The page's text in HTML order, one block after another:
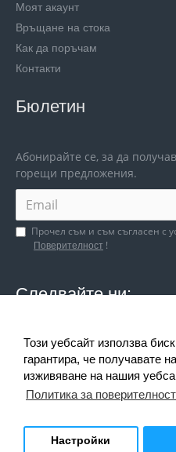
Този уебсайт използва
гарантира, че получавате
изживяване на нашия
Политика за поверителност
Настройки
Моят акаунт
Връщане на стока
Как да поръчам
Контакти
Бюлетин
Абонирайте се, за да
горещи предложения.
Прочел съм и съм съгласен с
Поверителност !
Следвайте ни:
Следи ни и в социалните
Copyright © 2018 - 2021 MuMag.
Карта